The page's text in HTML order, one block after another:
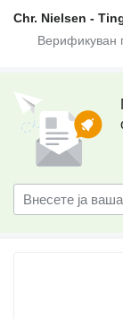
Chr. Nielsen -